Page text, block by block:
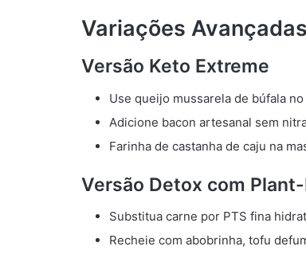
Variações Avançadas
Versão Keto Extreme
Use queijo mussarela de búfala
Adicione bacon artesanal sem
Farinha de castanha de caju na
Versão Detox com
Substitua carne por PTS fina
Recheie com abobrinha, tofu